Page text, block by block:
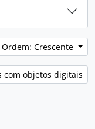
Ordem: Crescente
com objetos digitais